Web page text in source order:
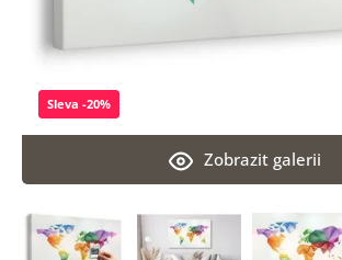
Zobrazit galerii
Sleva -20%